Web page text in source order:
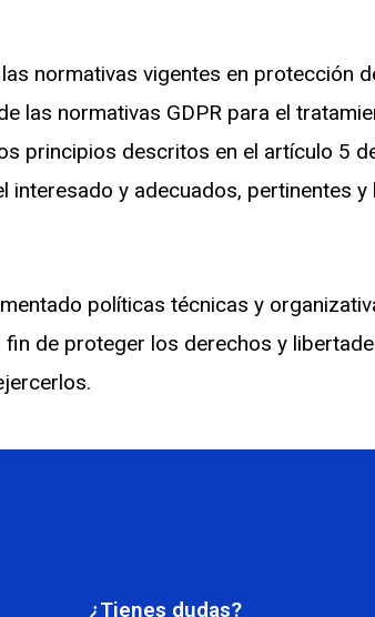
normativas vigentes en protección
las normativas GDPR para el
principios descritos en el artículo 5
interesado y adecuados, pertinentes
políticas técnicas y
de proteger los derechos y
¿Tienes dudas?